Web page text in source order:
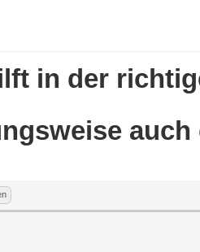
in der
auch